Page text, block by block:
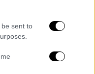
sent to